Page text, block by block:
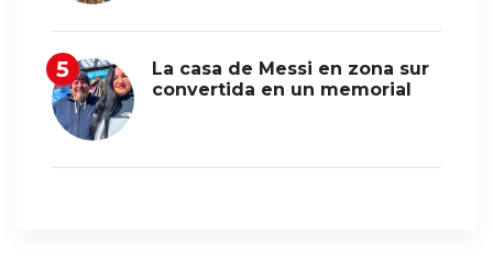
La casa de Messi en zona sur
convertida en un memorial